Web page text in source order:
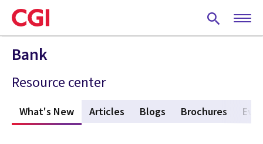
Skip
to
main
content
Bank
Resource center
What's New (active tab)
Articles Blogs Brochures